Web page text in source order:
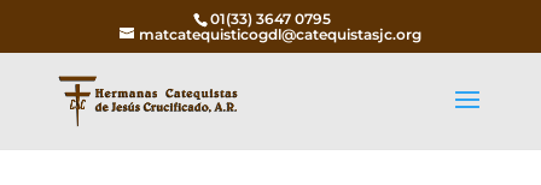
01(33) 3647 0795
matcatequisticogdl@catequistasjc.org